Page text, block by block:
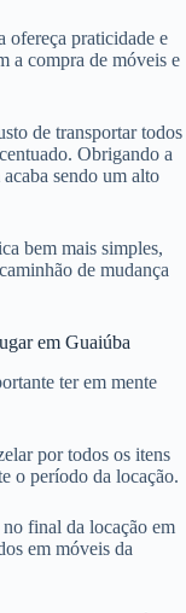
ofereça praticidade e
a compra de móveis e
de transportar todos
Obrigando a
sendo um alto
bem mais simples,
de mudança
em Guaiúba
ter em mente
por todos os itens
o período da locação.
final da locação em
em móveis da